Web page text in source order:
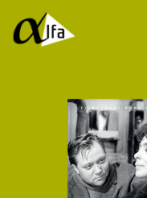
Přejít
Filmový